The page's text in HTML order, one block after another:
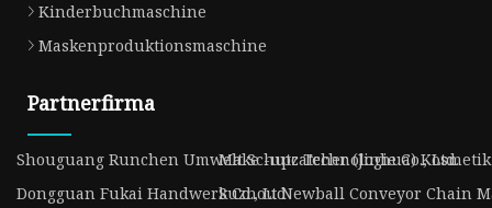
Kinderbuchmaschine
Maskenproduktionsmaschine
Partnerfirma
Shouguang Runchen Umwelt Schutz Technologie Co., Ltd.
Make -upcatcher (Jinhua) Kosmetik
Dongguan Fukai Handwerk Co., LtdSuzhou Newball Conveyor Chain